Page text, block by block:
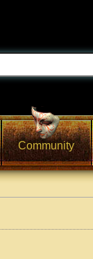
Community